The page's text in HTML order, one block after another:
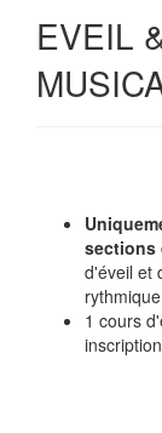
EVEIL
sections
d'éveil et
1 cours